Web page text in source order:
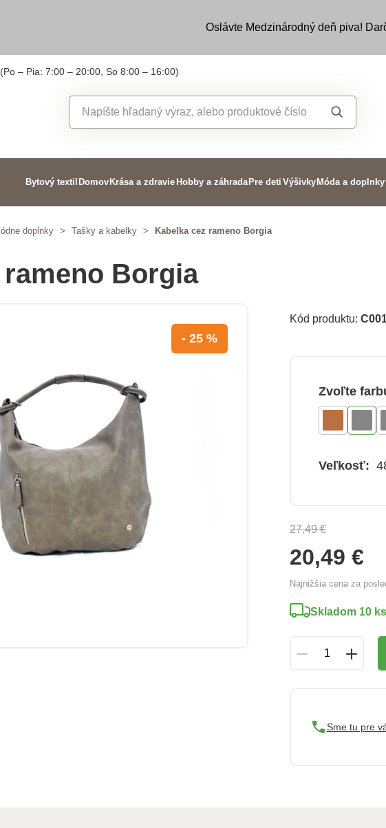
Oslávte Medzinárodný deň piva!
(Po – Pia: 7:00 – 20:00, So 8:00 – 16:00)
Bytový textil Domov Krása a zdravie Hobby a záhrada Pre deti Výšivky Móda a doplnky
doplnky > Tašky a kabelky > Kabelka cez rameno Borgia
Borgia
- 25 %
Kód produktu:
Zvoľte
Veľkosť:
27,49 €
20,49 €
Najnižšia cena za
Skladom 10 ks
Sme tu pre